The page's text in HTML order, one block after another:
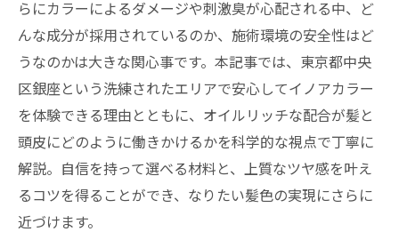
らにカラーによるダメージや刺激臭が心配される中、ど
んな成分が採用されているのか、施術環境の安全性はど
うなのかは大きな関心事です。本記事では、東京都中央
区銀座という洗練されたエリアで安心してイノアカラー
を体験できる理由とともに、オイルリッチな配合が髪と
頭皮にどのように働きかけるかを科学的な視点で丁寧に
解説。自信を持って選べる材料と、上質なツヤ感を叶え
るコツを得ることができ、なりたい髪色の実現にさらに
近づけます。